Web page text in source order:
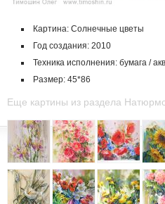
Картина: Солнечные цветы
Год создания: 2010
Техника исполнения: бумага /
Размер: 45*86
Еще картины из раздела